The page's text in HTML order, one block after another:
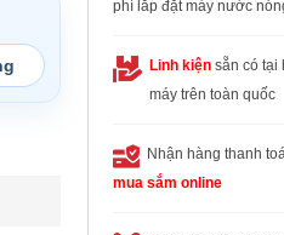
phí lắp đặt máy nước
Linh kiện sẵn có tại
máy trên toàn quốc
Nhận hàng thanh
mua sắm online